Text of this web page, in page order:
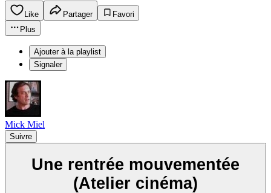
Like Partager
Favori
Plus
Ajouter à la playlist
Signaler
Mick Miel
Suivre
Une rentrée mouvementée
(Atelier cinéma)